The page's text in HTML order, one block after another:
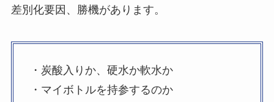
差別化要因、勝機があります。
・炭酸入りか、硬水か軟水か
・マイボトルを持参するのか